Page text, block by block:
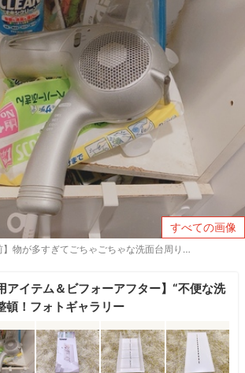
すべての画像
】物が多すぎてごちゃごちゃな洗面台周り…
アイテム＆ビフォーアフター】“不便な洗
頓！フォトギャラリー